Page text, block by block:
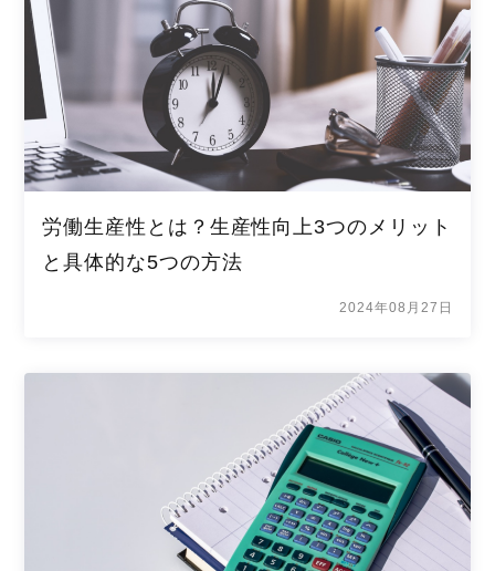
労働生産性とは？生産性向上3つのメリット
と具体的な5つの方法
2024年08月27日